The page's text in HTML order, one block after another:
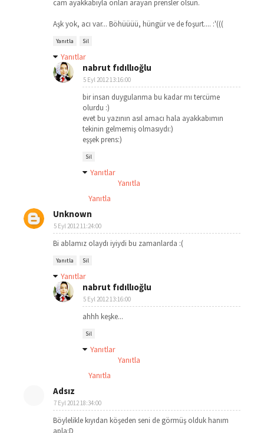
cam ayakkabıyla onları arayan prensler olsun.
Aşk yok, acı var... Böhüüüü, hüngür ve de foşurt.... :'(((
Yanıtla Sil
Yanıtlar
nabrut fıdıllıoğlu
5 Eyl 2012 13:16:00
bir insan duygularıma bu kadar mı tercüme
olurdu :)
evet bu yazının asıl amacı hala ayakkabımın
tekinin gelmemiş olmasıydı:)
eşşek prens:)
Sil
Yanıtlar
Yanıtla
Yanıtla
Unknown
5 Eyl 2012 11:24:00
Bi ablamız olaydı iyiydi bu zamanlarda :(
Yanıtla Sil
Yanıtlar
nabrut fıdıllıoğlu
5 Eyl 2012 13:16:00
ahhh keşke...
Sil
Yanıtlar
Yanıtla
Yanıtla
Adsız
7 Eyl 2012 18:34:00
Böylelikle kıyıdan köşeden seni de görmüş olduk hanım
apla:D